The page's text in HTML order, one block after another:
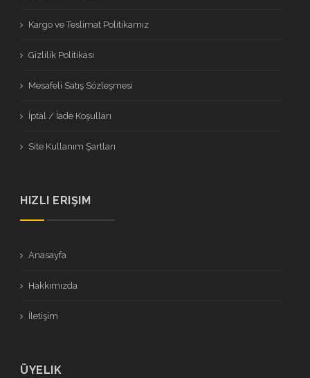
Kargo ve Teslimat Politikamız
Gizlilik Politikası
Mesafeli Satış Sözleşmesi
İptal / İade Koşulları
Site Kullanım Şartları
HIZLI ERIŞIM
Anasayfa
Hakkımızda
İletişim
ÜYELIK